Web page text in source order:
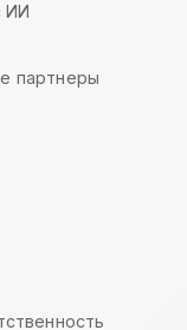
ИИ
партнеры